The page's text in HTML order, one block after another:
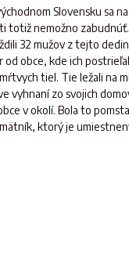
Slovensku sa
totiž nemožno
32 mužov z tejto
obce, kde ich
tiel. Tie ležali na
zo svojich
v okolí. Bola to
ktorý je